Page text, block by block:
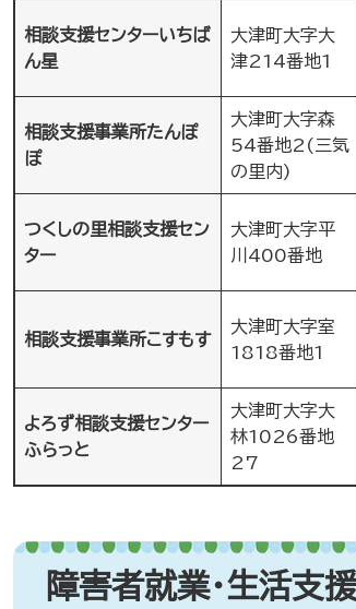
相談支援センターいちば
ん星
大津町大字大
津214番地1
相談支援事業所たんぽ
ぽ
大津町大字森
54番地2(三気
の里内)
つくしの里相談支援セン
ター
大津町大字平
川400番地
相談支援事業所こすもす
大津町大字室
1818番地1
よろず相談支援センター
ふらっと
大津町大字大
林1026番地
27
障害者就業・生活支